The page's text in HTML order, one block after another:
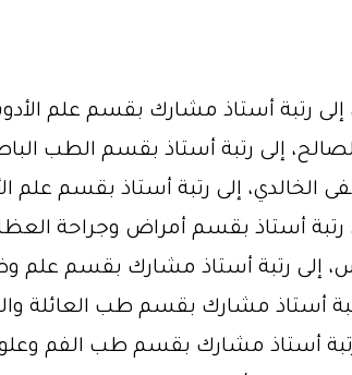
رتبة أستاذ مشارك بقسم علم
إلى رتبة أستاذ بقسم الطب
إلى رتبة أستاذ بقسم علم
رتبة أستاذ بقسم أمراض وجراحة
إلى رتبة أستاذ مشارك بقسم علم
رتبة أستاذ مشارك بقسم طب العائلة
رتبة أستاذ مشارك بقسم طب الفم